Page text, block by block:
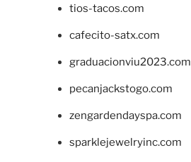
tios-tacos.com
cafecito-satx.com
graduacionviu2023.com
pecanjackstogo.com
zengardendayspa.com
sparklejewelryinc.com